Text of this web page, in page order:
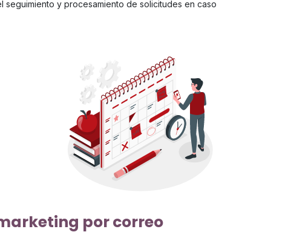
seguimiento y procesamiento de solicitudes en caso
por correo